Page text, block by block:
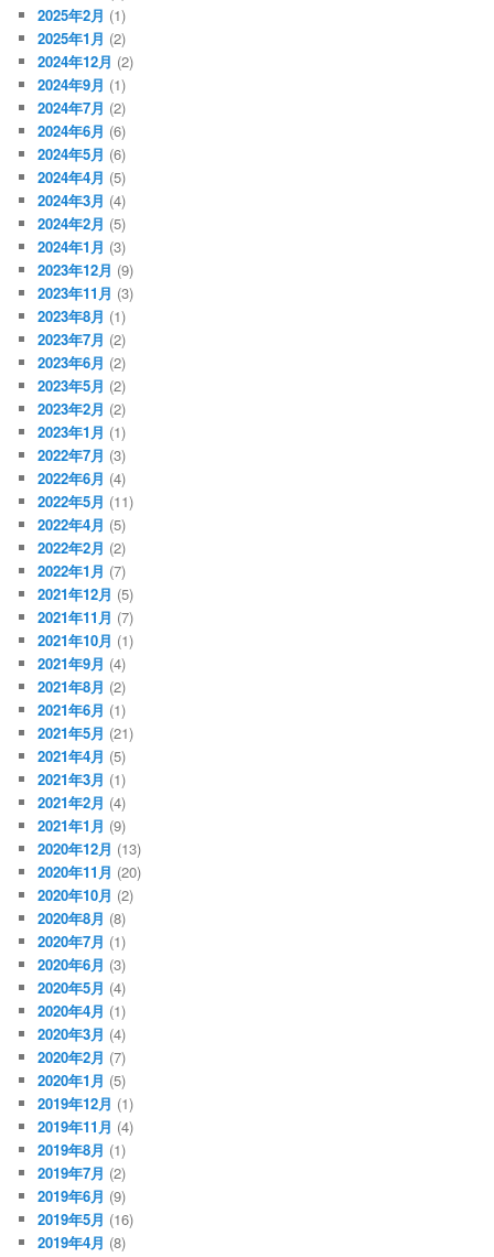
2025年2月 (1)
2025年1月 (2)
2024年12月 (2)
2024年9月 (1)
2024年7月 (2)
2024年6月 (6)
2024年5月 (6)
2024年4月 (5)
2024年3月 (4)
2024年2月 (5)
2024年1月 (3)
2023年12月 (9)
2023年11月 (3)
2023年8月 (1)
2023年7月 (2)
2023年6月 (2)
2023年5月 (2)
2023年2月 (2)
2023年1月 (1)
2022年7月 (3)
2022年6月 (4)
2022年5月 (11)
2022年4月 (5)
2022年2月 (2)
2022年1月 (7)
2021年12月 (5)
2021年11月 (7)
2021年10月 (1)
2021年9月 (4)
2021年8月 (2)
2021年6月 (1)
2021年5月 (21)
2021年4月 (5)
2021年3月 (1)
2021年2月 (4)
2021年1月 (9)
2020年12月 (13)
2020年11月 (20)
2020年10月 (2)
2020年8月 (8)
2020年7月 (1)
2020年6月 (3)
2020年5月 (4)
2020年4月 (1)
2020年3月 (4)
2020年2月 (7)
2020年1月 (5)
2019年12月 (1)
2019年11月 (4)
2019年8月 (1)
2019年7月 (2)
2019年6月 (9)
2019年5月 (16)
2019年4月 (8)